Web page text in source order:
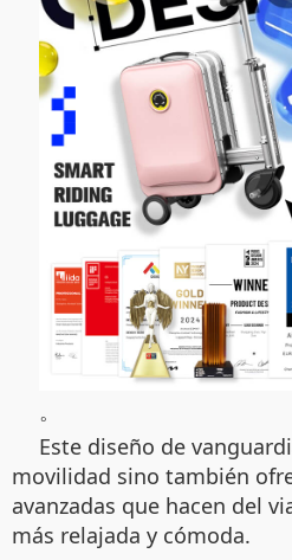
。
Este diseño de
movilidad sino también
avanzadas que hacen del
más relajada y cómoda.